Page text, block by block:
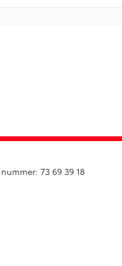
nummer: 73 69 39 18